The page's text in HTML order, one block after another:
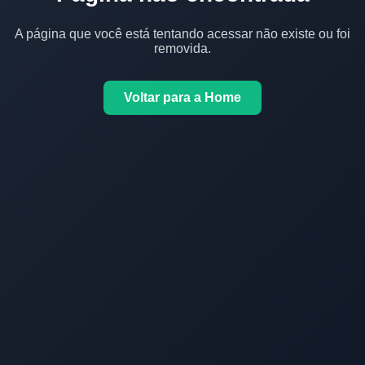
A página que você está tentando acessar não existe ou foi
removida.
Voltar para a Home